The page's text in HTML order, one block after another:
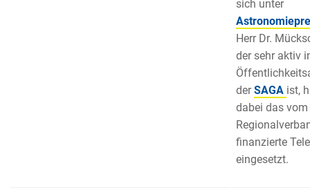
sich unter
Herr Dr.
der sehr aktiv
derSAGA ist,
dabei das vom
finanzierte
eingesetzt.